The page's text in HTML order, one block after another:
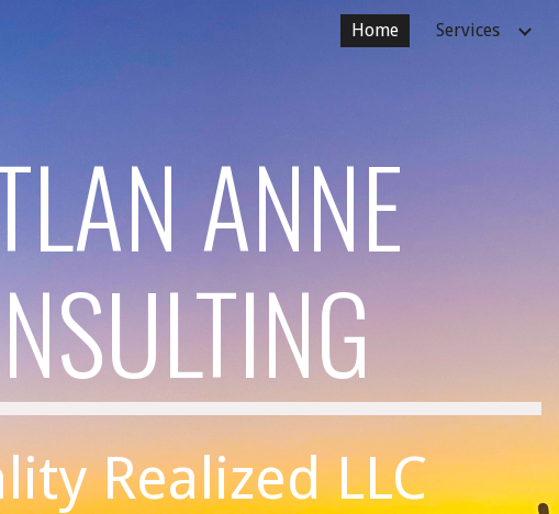
Skip to navigation
Home Services
ANNE
Realized LLC